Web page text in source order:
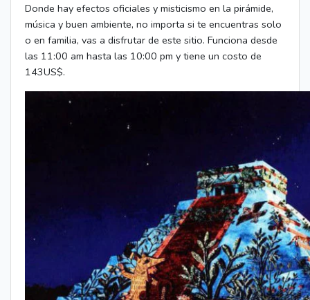
Donde hay efectos oficiales y misticismo en la pirámide,
música y buen ambiente, no importa si te encuentras solo
o en familia, vas a disfrutar de este sitio. Funciona desde
las 11:00 am hasta las 10:00 pm y tiene un costo de
143US$.